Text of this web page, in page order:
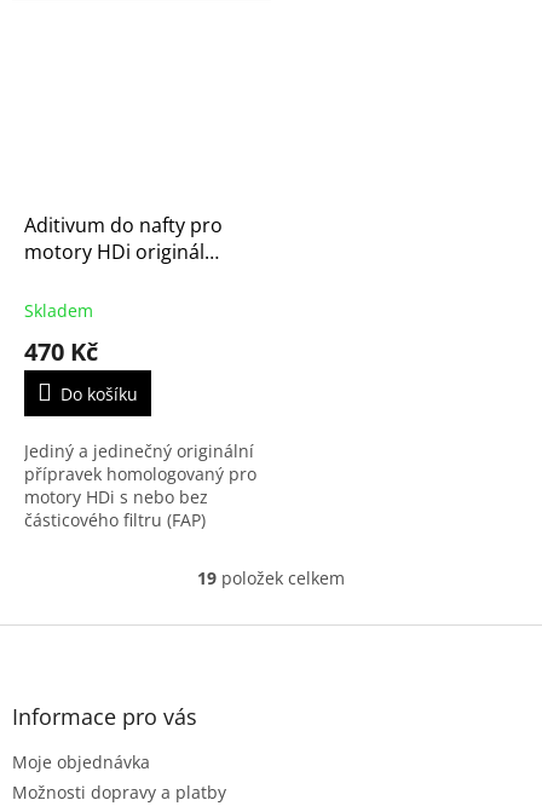
Aditivum do nafty pro
motory HDi originál
(1611332980)
Skladem
470 Kč
Do košíku
Jediný a jedinečný originální
přípravek homologovaný pro
motory HDi s nebo bez
částicového filtru (FAP)
O
l
19 položek celkem
Z
Informace pro vás
Moje objednávka
Možnosti dopravy a platby